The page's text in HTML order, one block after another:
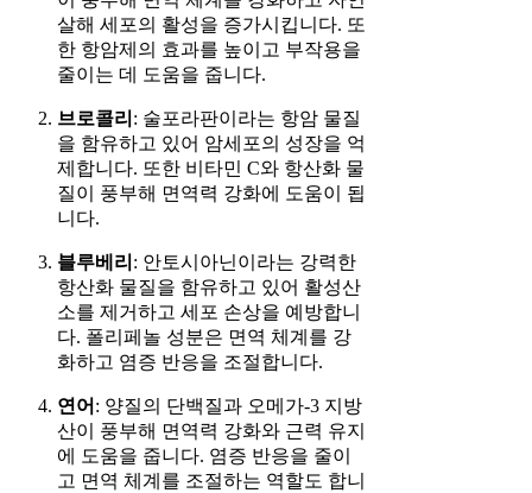
살해 세포의 활성을 증가시킵니다. 또
한 항암제의 효과를 높이고 부작용을
줄이는 데 도움을 줍니다.
브로콜리 : 술포라판이라는 항암 물질
을 함유하고 있어 암세포의 성장을 억
제합니다. 또한 비타민 C와 항산화 물
질이 풍부해 면역력 강화에 도움이 됩
니다.
블루베리 : 안토시아닌이라는 강력한
항산화 물질을 함유하고 있어 활성산
소를 제거하고 세포 손상을 예방합니
다. 폴리페놀 성분은 면역 체계를 강
화하고 염증 반응을 조절합니다.
연어 : 양질의 단백질과 오메가-3 지방
산이 풍부해 면역력 강화와 근력 유지
에 도움을 줍니다. 염증 반응을 줄이
고 면역 체계를 조절하는 역할도 합니